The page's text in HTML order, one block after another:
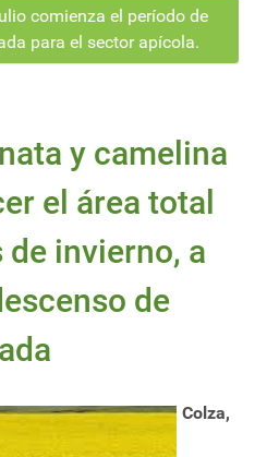
comienza el período de
para el sector apícola.
y camelina
el área total
invierno, a
de
Colza,